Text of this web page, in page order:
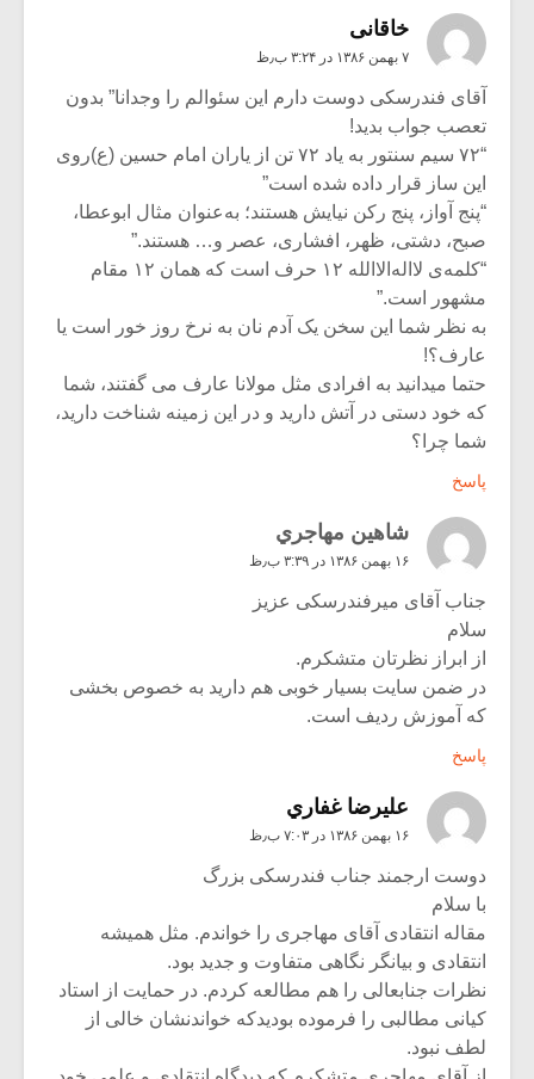
خاقانی
۷ بهمن ۱۳۸۶ در ۳:۲۴ ب٫ظ
آقای فندرسکی دوست دارم این سئوالم را وجدانا” بدون
تعصب جواب بدید!
“۷۲ سیم سنتور به یاد ۷۲ تن از یاران امام حسین (ع)روی
این ساز قرار داده شده است”
“پنج آواز، پنج رکن نیایش هستند؛ به‌عنوان مثال ابوعطا،
صبح، دشتی، ظهر، افشاری، عصر و… هستند.”
“کلمه‌ی لااله‌الا‌الله ۱۲ حرف است که همان ۱۲ مقام
مشهور است.”
به نظر شما این سخن یک آدم نان به نرخ روز خور است یا
عارف؟!
حتما میدانید به افرادی مثل مولانا عارف می گفتند، شما
که خود دستی در آتش دارید و در این زمینه شناخت دارید،
شما چرا؟
پاسخ
شاهين مهاجري
۱۶ بهمن ۱۳۸۶ در ۳:۳۹ ب٫ظ
جناب آقای میرفندرسکی عزیز
سلام
از ابراز نظرتان متشکرم.
در ضمن سایت بسیار خوبی هم دارید به خصوص بخشی
که آموزش ردیف است.
پاسخ
عليرضا غفاري
۱۶ بهمن ۱۳۸۶ در ۷:۰۳ ب٫ظ
دوست ارجمند جناب فندرسکی بزرگ
با سلام
مقاله انتقادی آقای مهاجری را خواندم. مثل همیشه
انتقادی و بیانگر نگاهی متفاوت و جدید بود.
نظرات جنابعالی را هم مطالعه کردم. در حمایت از استاد
کیانی مطالبی را فرموده بودیدکه خواندنشان خالی از
لطف نبود.